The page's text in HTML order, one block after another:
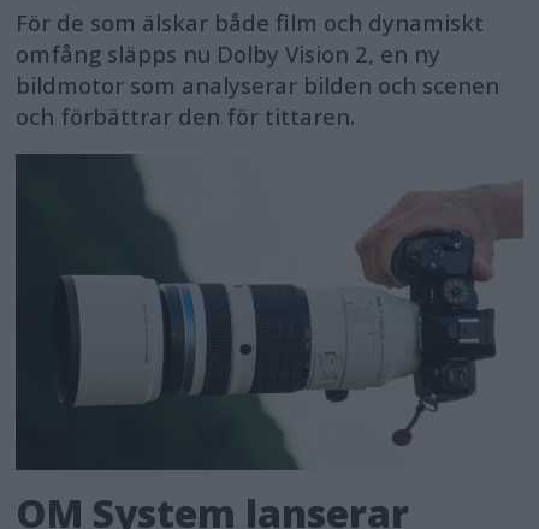
För de som älskar både film och dynamiskt
omfång släpps nu Dolby Vision 2, en ny
bildmotor som analyserar bilden och scenen
och förbättrar den för tittaren.
OM System lanserar